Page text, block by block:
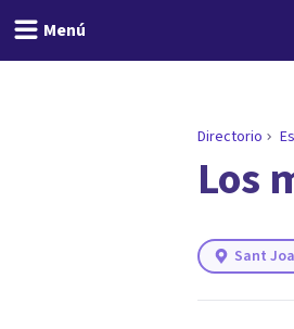
Menú
Directorio
Los
Sant